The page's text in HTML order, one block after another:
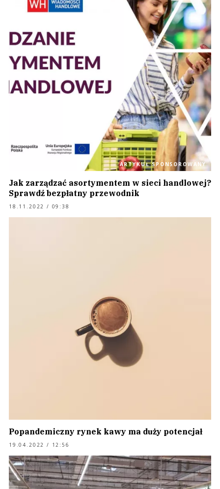
ARTYKUŁ SPONSOROWANY
Jak zarządzać asortymentem w sieci handlowej?
Sprawdź bezpłatny przewodnik
18.11.2022 / 09:38
Popandemiczny rynek kawy ma duży potencjał
19.04.2022 / 12:56